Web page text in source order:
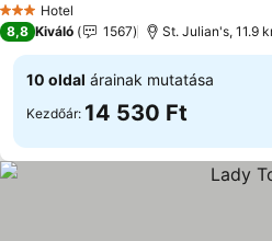
3 Kategória
Hotel
8,8 Kiváló 1567 St. Julian's, 11.9
10 oldal árainak mutatása
Kezdőár: 14 530 Ft